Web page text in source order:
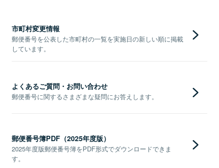
市町村変更情報
郵便番号を公表した市町村の一覧を実施日の新しい順に掲載
しています。
よくあるご質問・お問い合わせ
郵便番号に関するさまざまな疑問にお答えします。
郵便番号簿PDF（2025年度版）
2025年度版郵便番号簿をPDF形式でダウンロードできま
す。